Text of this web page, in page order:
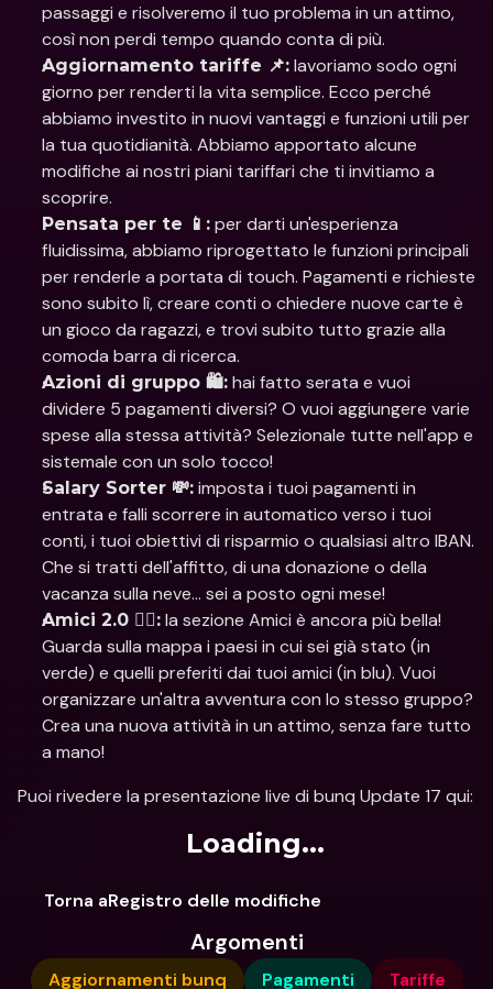
passaggi e risolveremo il tuo problema in un attimo,
così non perdi tempo quando conta di più.
Aggiornamento tariffe 📌: lavoriamo sodo ogni
giorno per renderti la vita semplice. Ecco perché
abbiamo investito in nuovi vantaggi e funzioni utili per
la tua quotidianità. Abbiamo apportato alcune
modifiche ai nostri piani tariffari che ti invitiamo a
scoprire.
Pensata per te 📱: per darti un'esperienza
fluidissima, abbiamo riprogettato le funzioni principali
per renderle a portata di touch. Pagamenti e richieste
sono subito lì, creare conti o chiedere nuove carte è
un gioco da ragazzi, e trovi subito tutto grazie alla
comoda barra di ricerca.
Azioni di gruppo 🛍: hai fatto serata e vuoi
dividere 5 pagamenti diversi? O vuoi aggiungere varie
spese alla stessa attività? Selezionale tutte nell'app e
sistemale con un solo tocco!
Salary Sorter 💸: imposta i tuoi pagamenti in
entrata e falli scorrere in automatico verso i tuoi
conti, i tuoi obiettivi di risparmio o qualsiasi altro IBAN.
Che si tratti dell'affitto, di una donazione o della
vacanza sulla neve... sei a posto ogni mese!
Amici 2.0 👯‍♀️: la sezione Amici è ancora più bella!
Guarda sulla mappa i paesi in cui sei già stato (in
verde) e quelli preferiti dai tuoi amici (in blu). Vuoi
organizzare un'altra avventura con lo stesso gruppo?
Crea una nuova attività in un attimo, senza fare tutto
a mano!
Puoi rivedere la presentazione live di bunq Update 17 qui:
Loading...
Torna aRegistro delle modifiche
Argomenti
Aggiornamenti bunq Pagamenti Tariffe